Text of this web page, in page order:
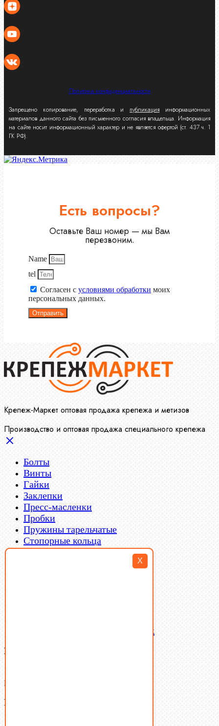
X
Политика конфиденциальности
Запрещено копирование, переработка и публикация информационных
материалов данного сайта без письменного согласия владельца. Информация
на сайте носит информационный характер и не является офертой (ст. 437 ч. 1
ГК РФ).
Есть вопросы?
Оставьте Ваш номер — мы Вам
перезвоним.
Name
tel
Согласен с условиями обработки моих
персональных данных.
Отправить
Крепеж-Маркет оптовая продажа крепежа и метизов
Производство и оптовая продажа специального крепежа
Болты
Винты
Гайки
Заклепки
Пресс-масленки
Пробки
Пружины тарельчатые
Стопорные кольца
Такелаж
Латунный и бронзовый крепеж
Ваша корзина
В корзине нет товаров.
Поиск